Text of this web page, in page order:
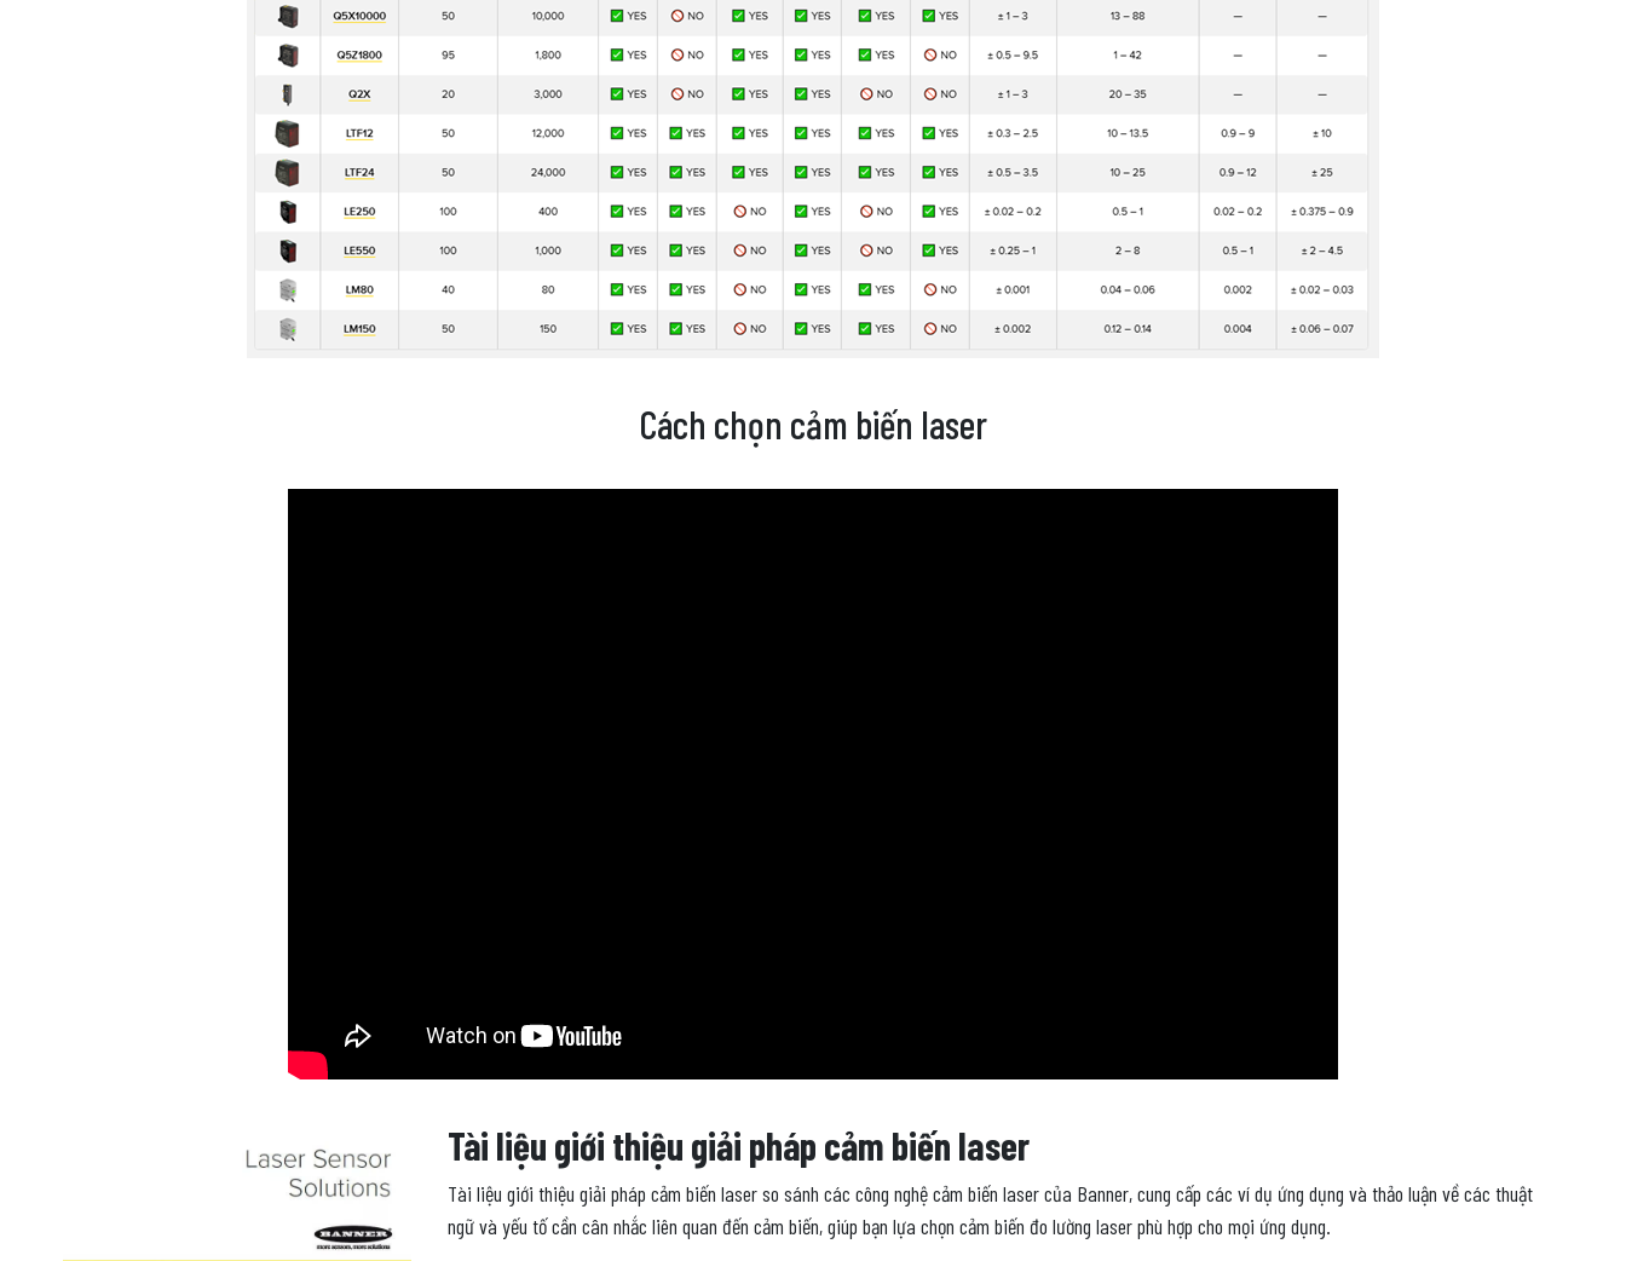
Cách chọn cảm biến laser
Tài liệu giới thiệu giải pháp cảm biến laser
Tài liệu giới thiệu giải pháp cảm biến laser so sánh các công nghệ cảm biến laser của Banner, cung cấp các ví dụ ứng dụng và thảo luận về các thuật
ngữ và yếu tố cần cân nhắc liên quan đến cảm biến, giúp bạn lựa chọn cảm biến đo lường laser phù hợp cho mọi ứng dụng.